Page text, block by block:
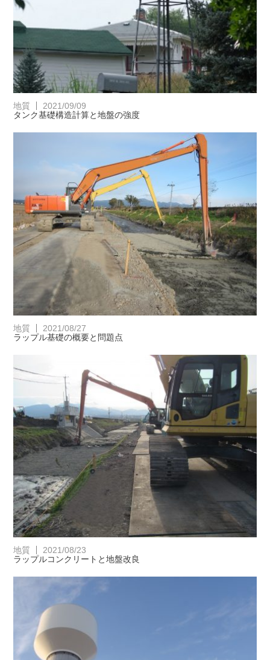
地質
2021/09/09
タンク基礎構造計算と地盤の強度
地質
2021/08/27
ラップル基礎の概要と問題点
地質
2021/08/23
ラップルコンクリートと地盤改良